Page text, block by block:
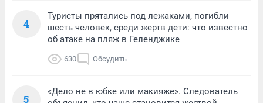
4
Туристы прятались под лежаками, погибли
шесть человек, среди жертв дети: что известно
об атаке на пляж в Геленджике
630 Обсудить
5
«Дело не в юбке или макияже». Следователь